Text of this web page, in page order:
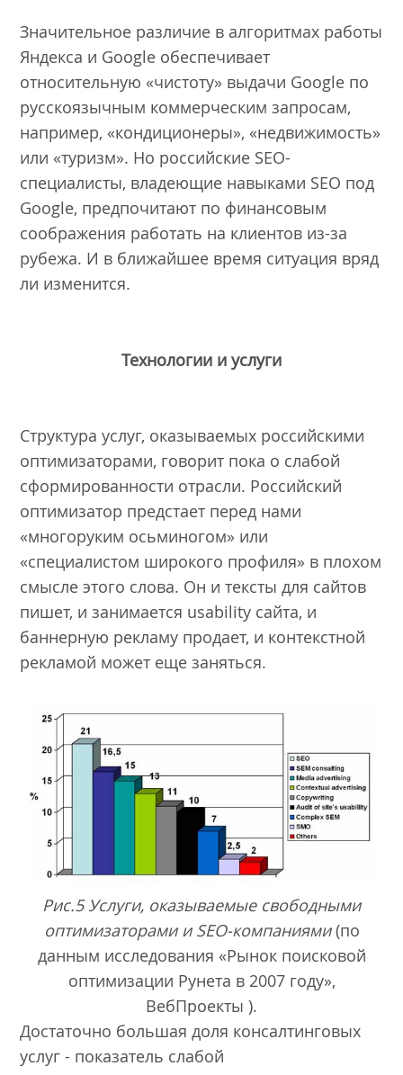
Значительное различие в алгоритмах работы
Яндекса и Google обеспечивает
относительную «чистоту» выдачи Google по
русскоязычным коммерческим запросам,
например, «кондиционеры», «недвижимость»
или «туризм». Но российские SEO-
специалисты, владеющие навыками SEO под
Google, предпочитают по финансовым
соображения работать на клиентов из-за
рубежа. И в ближайшее время ситуация вряд
ли изменится.
Технологии и услуги
Структура услуг, оказываемых российскими
оптимизаторами, говорит пока о слабой
сформированности отрасли. Российский
оптимизатор предстает перед нами
«многоруким осьминогом» или
«специалистом широкого профиля» в плохом
смысле этого слова. Он и тексты для сайтов
пишет, и занимается usability сайта, и
баннерную рекламу продает, и контекстной
рекламой может еще заняться.
Рис.5 Услуги, оказываемые свободными
оптимизаторами и SEO-компаниями(по
данным исследования «Рынок поисковой
оптимизации Рунета в 2007 году»,
ВебПроекты ).
Достаточно большая доля консалтинговых
услуг - показатель слабой